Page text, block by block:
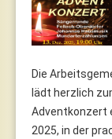
Die
lädt herzlich
Adventkonzert
2025, in der